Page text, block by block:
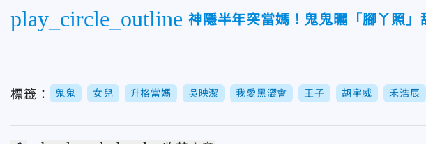
play_circle_outline 神隱半年突當媽！鬼鬼曬「腳丫照」
標籤： 鬼鬼 女兒 升格當媽 吳映潔 我愛黑澀會 王子 胡宇威 禾浩辰